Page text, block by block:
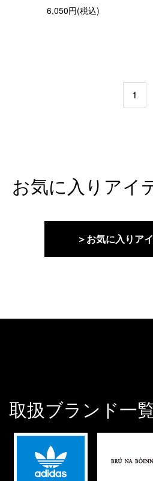
6,050円(税込)
1
お気に入りアイ
＞お気に入りア
取扱ブランド一